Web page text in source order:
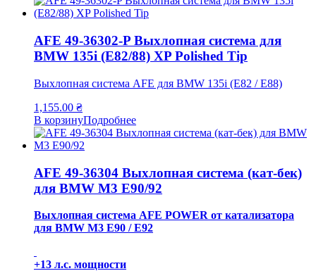
AFE 49-36302-P Выхлопная система для
BMW 135i (E82/88) XP Polished Tip
Выхлопная система AFE для BMW 135i (E82 / E88)
1,155.00 ₴
В корзинуПодробнее
AFE 49-36304 Выхлопная система (кат-бек)
для BMW M3 E90/92
Выхлопная система AFE POWER от катализатора
для BMW M3 E90 / E92
+13 л.с. мощности